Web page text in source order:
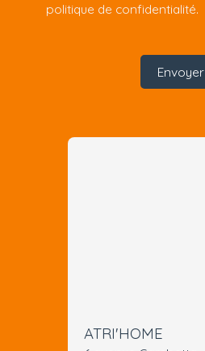
politique de confidentialité.
Envoyer
ATRI'HOME